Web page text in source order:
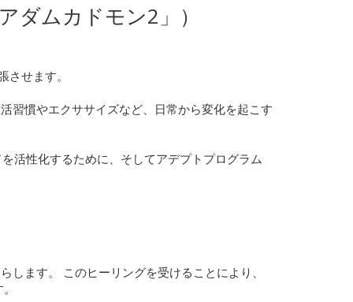
ダムカドモン2」）
せます。
習慣やエクササイズなど、日常から変化を起こす
活性化するために、そしてアデプトプログラム
ます。 このヒーリングを受けることにより、